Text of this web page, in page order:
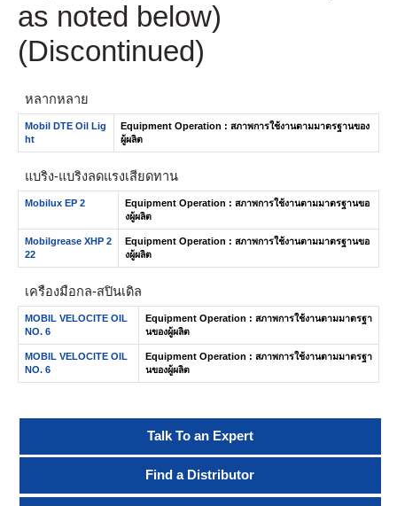
as noted below)
(Discontinued)
หลากหลาย
Mobil DTE Oil Lig
ht
Equipment Operation : สภาพการใช้งานตามมาตรฐานของ
ผู้ผลิต
แบริ่ง-แบริ่งลดแรงเสียดทาน
Mobilux EP 2
Equipment Operation : สภาพการใช้งานตามมาตรฐานขอ
งผู้ผลิต
Mobilgrease XHP 2
22
Equipment Operation : สภาพการใช้งานตามมาตรฐานขอ
งผู้ผลิต
เครื่องมือกล-สปินเดิล
MOBIL VELOCITE OIL
NO. 6
Equipment Operation : สภาพการใช้งานตามมาตรฐา
นของผู้ผลิต
MOBIL VELOCITE OIL
NO. 6
Equipment Operation : สภาพการใช้งานตามมาตรฐา
นของผู้ผลิต
Talk To an Expert
Find a Distributor